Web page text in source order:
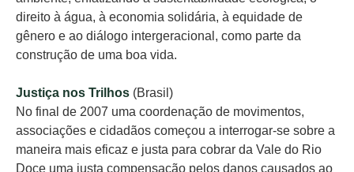
direito à água, à economia solidária, à equidade de
gênero e ao diálogo intergeracional, como parte da
construção de uma boa vida.
Justiça nos Trilhos (Brasil)
No final de 2007 uma coordenação de movimentos,
associações e cidadãos começou a interrogar-se sobre a
maneira mais eficaz e justa para cobrar da Vale do Rio
Doce uma justa compensação pelos danos causados ao